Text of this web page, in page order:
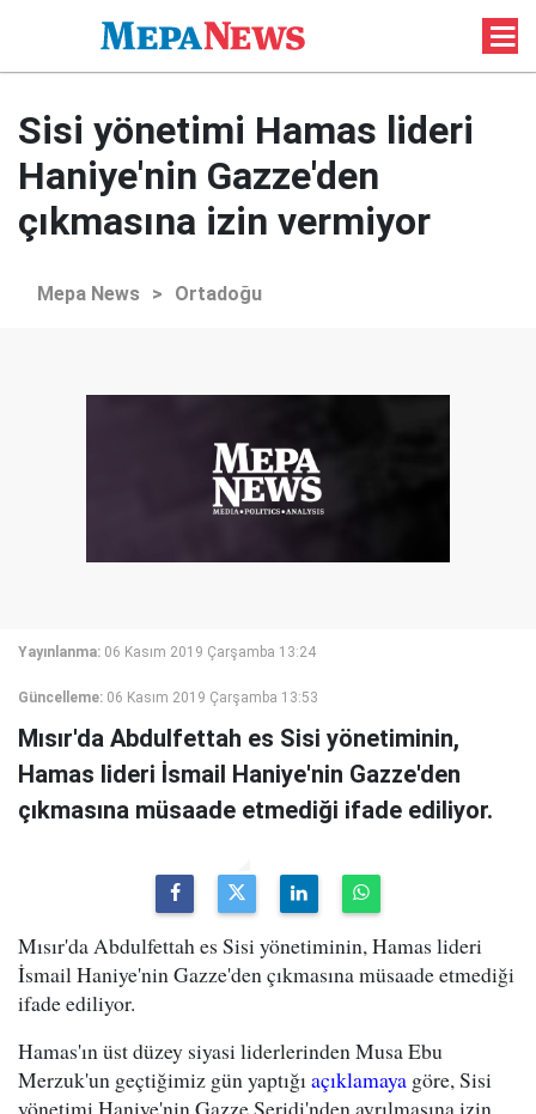
Sisi yönetimi Hamas lideri
Haniye'nin Gazze'den
çıkmasına izin vermiyor
Mepa News > Ortadoğu
Yayınlanma: 06 Kasım 2019 Çarşamba 13:24
Güncelleme: 06 Kasım 2019 Çarşamba 13:53
Mısır'da Abdulfettah es Sisi yönetiminin,
Hamas lideri İsmail Haniye'nin Gazze'den
çıkmasına müsaade etmediği ifade ediliyor.
Mısır'da Abdulfettah es Sisi yönetiminin, Hamas lideri
İsmail Haniye'nin Gazze'den çıkmasına müsaade etmediği
ifade ediliyor.
Hamas'ın üst düzey siyasi liderlerinden Musa Ebu
Merzuk'un geçtiğimiz gün yaptığıaçıklamaya göre, Sisi
yönetimi Haniye'nin Gazze Şeridi'nden ayrılmasına izin